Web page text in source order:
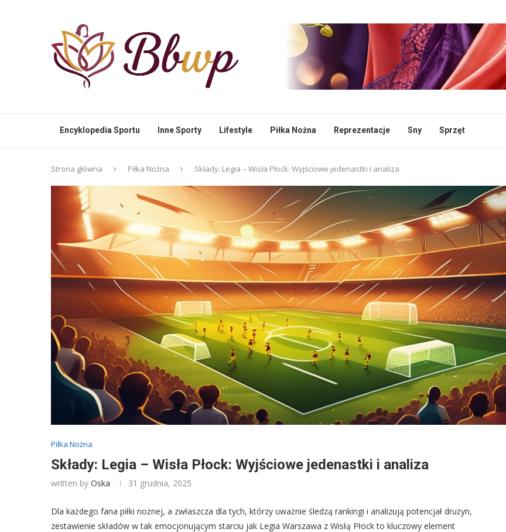
Encyklopedia Sportu Inne Sporty Lifestyle Piłka Nożna Reprezentacje Sny Sprzęt
Strona główna Piłka Nożna Składy: Legia – Wisła Płock: Wyjściowe jedenastki i analiza
Piłka Nożna
Składy: Legia – Wisła Płock: Wyjściowe jedenastki i analiza
written by Oska 31 grudnia, 2025
Dla każdego fana piłki nożnej, a zwłaszcza dla tych, którzy uważnie śledzą rankingi i analizują potencjał drużyn,
zestawienie składów w tak emocjonującym starciu jak Legia Warszawa z Wisłą Płock to kluczowy element